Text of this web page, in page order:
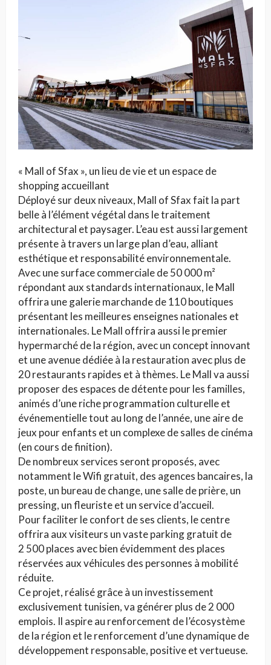
« Mall of Sfax », un lieu de vie et un espace de
shopping accueillant
Déployé sur deux niveaux, Mall of Sfax fait la part
belle à l’élément végétal dans le traitement
architectural et paysager. L’eau est aussi largement
présente à travers un large plan d’eau, alliant
esthétique et responsabilité environnementale.
Avec une surface commerciale de 50 000 m²
répondant aux standards internationaux, le Mall
offrira une galerie marchande de 110 boutiques
présentant les meilleures enseignes nationales et
internationales. Le Mall offrira aussi le premier
hypermarché de la région, avec un concept innovant
et une avenue dédiée à la restauration avec plus de
20 restaurants rapides et à thèmes. Le Mall va aussi
proposer des espaces de détente pour les familles,
animés d’une riche programmation culturelle et
événementielle tout au long de l’année, une aire de
jeux pour enfants et un complexe de salles de cinéma
(en cours de finition).
De nombreux services seront proposés, avec
notamment le Wifi gratuit, des agences bancaires, la
poste, un bureau de change, une salle de prière, un
pressing, un fleuriste et un service d’accueil.
Pour faciliter le confort de ses clients, le centre
offrira aux visiteurs un vaste parking gratuit de
2 500 places avec bien évidemment des places
réservées aux véhicules des personnes à mobilité
réduite.
Ce projet, réalisé grâce à un investissement
exclusivement tunisien, va générer plus de 2 000
emplois. Il aspire au renforcement de l’écosystème
de la région et le renforcement d’une dynamique de
développement responsable, positive et vertueuse.